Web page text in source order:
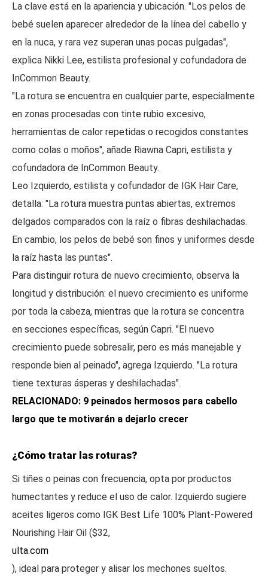
La clave está en la apariencia y ubicación. "Los pelos de
bebé suelen aparecer alrededor de la línea del cabello y
en la nuca, y rara vez superan unas pocas pulgadas",
explica Nikki Lee, estilista profesional y cofundadora de
InCommon Beauty.
"La rotura se encuentra en cualquier parte, especialmente
en zonas procesadas con tinte rubio excesivo,
herramientas de calor repetidas o recogidos constantes
como colas o moños", añade Riawna Capri, estilista y
cofundadora de InCommon Beauty.
Leo Izquierdo, estilista y cofundador de IGK Hair Care,
detalla: "La rotura muestra puntas abiertas, extremos
delgados comparados con la raíz o fibras deshilachadas.
En cambio, los pelos de bebé son finos y uniformes desde
la raíz hasta las puntas".
Para distinguir rotura de nuevo crecimiento, observa la
longitud y distribución: el nuevo crecimiento es uniforme
por toda la cabeza, mientras que la rotura se concentra
en secciones específicas, según Capri. "El nuevo
crecimiento puede sobresalir, pero es más manejable y
responde bien al peinado", agrega Izquierdo. "La rotura
tiene texturas ásperas y deshilachadas".
RELACIONADO: 9 peinados hermosos para cabello
largo que te motivarán a dejarlo crecer
¿Cómo tratar las roturas?
Si tiñes o peinas con frecuencia, opta por productos
humectantes y reduce el uso de calor. Izquierdo sugiere
aceites ligeros como IGK Best Life 100% Plant-Powered
Nourishing Hair Oil ($32,
ulta.com
), ideal para proteger y alisar los mechones sueltos.